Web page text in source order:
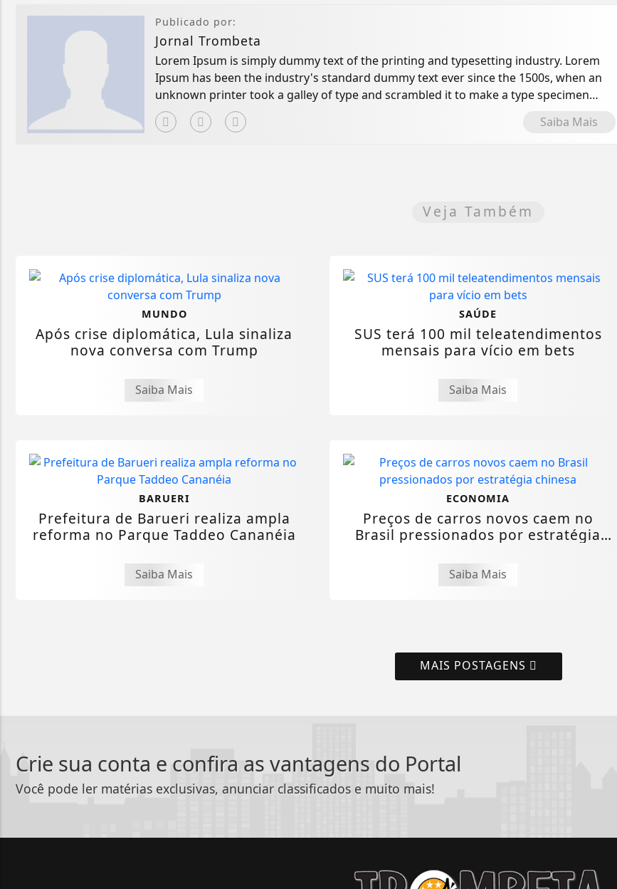
Publicado por:
Jornal Trombeta
Lorem Ipsum is simply dummy text of the printing and typesetting industry. Lorem
Ipsum has been the industry's standard dummy text ever since the 1500s, when an
unknown printer took a galley of type and scrambled it to make a type specimen
book.
Saiba Mais
Veja Também
MUNDO
Após crise diplomática, Lula sinaliza
nova conversa com Trump
Saiba Mais
SAÚDE
SUS terá 100 mil teleatendimentos
mensais para vício em bets
Saiba Mais
BARUERI
Prefeitura de Barueri realiza ampla
reforma no Parque Taddeo Cananéia
Saiba Mais
ECONOMIA
Preços de carros novos caem no
Brasil pressionados por estratégia
Saiba Mais
MAIS POSTAGENS
Crie sua conta e confira as vantagens do Portal
Você pode ler matérias exclusivas, anunciar classificados e muito mais!